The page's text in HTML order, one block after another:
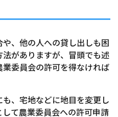
、他の人への貸し出しも困
がありますが、冒頭でも述
委員会の許可を得なければ
、宅地などに地目を変更し
て農業委員会への許可申請